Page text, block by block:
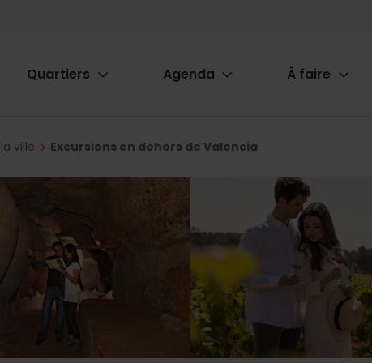
Quartiers Agenda À faire
ville Excursions en dehors de Valencia